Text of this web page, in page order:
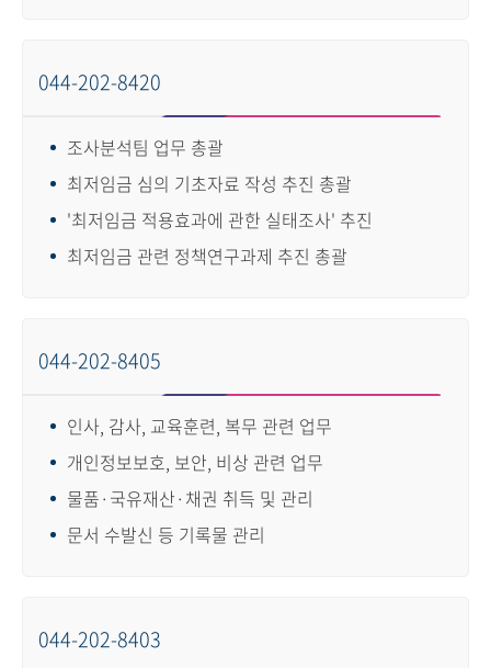
044-202-8420
조사분석팀 업무 총괄
최저임금 심의 기초자료 작성 추진 총괄
'최저임금 적용효과에 관한 실태조사' 추진
최저임금 관련 정책연구과제 추진 총괄
044-202-8405
인사, 감사, 교육훈련, 복무 관련 업무
개인정보보호, 보안, 비상 관련 업무
물품·국유재산·채권 취득 및 관리
문서 수발신 등 기록물 관리
044-202-8403